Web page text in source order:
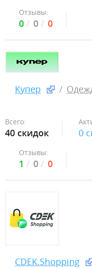
Отзывы:
0 0 0
Купер
Всего:
40 скидок 0
Отзывы:
1 0 0
CDEK.Shopping